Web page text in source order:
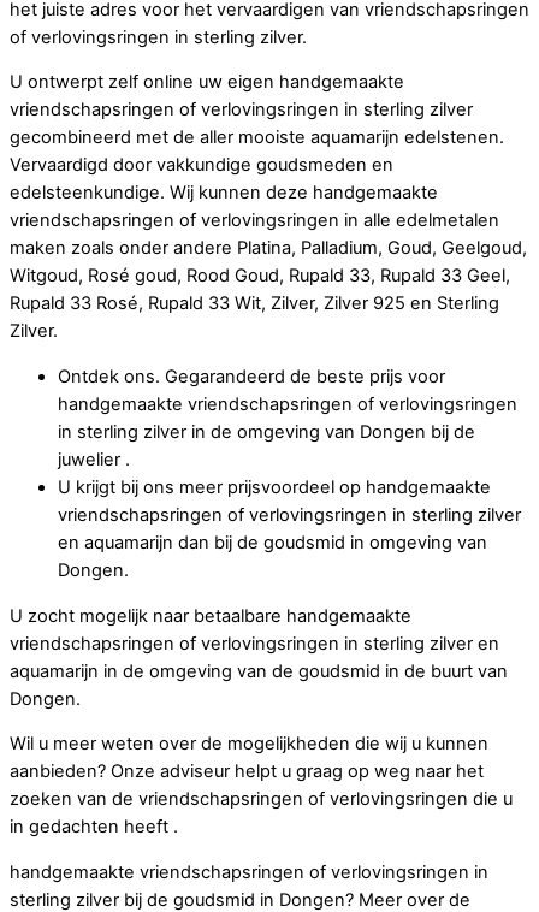
het juiste adres voor het vervaardigen van vriendschapsringen
of verlovingsringen in sterling zilver.
U ontwerpt zelf online uw eigen handgemaakte
vriendschapsringen of verlovingsringen in sterling zilver
gecombineerd met de aller mooiste aquamarijn edelstenen.
Vervaardigd door vakkundige goudsmeden en
edelsteenkundige. Wij kunnen deze handgemaakte
vriendschapsringen of verlovingsringen in alle edelmetalen
maken zoals onder andere Platina, Palladium, Goud, Geelgoud,
Witgoud, Rosé goud, Rood Goud, Rupald 33, Rupald 33 Geel,
Rupald 33 Rosé, Rupald 33 Wit, Zilver, Zilver 925 en Sterling
Zilver.
Ontdek ons. Gegarandeerd de beste prijs voor
handgemaakte vriendschapsringen of verlovingsringen
in sterling zilver in de omgeving van Dongen bij de
juwelier .
U krijgt bij ons meer prijsvoordeel op handgemaakte
vriendschapsringen of verlovingsringen in sterling zilver
en aquamarijn dan bij de goudsmid in omgeving van
Dongen.
U zocht mogelijk naar betaalbare handgemaakte
vriendschapsringen of verlovingsringen in sterling zilver en
aquamarijn in de omgeving van de goudsmid in de buurt van
Dongen.
Wil u meer weten over de mogelijkheden die wij u kunnen
aanbieden? Onze adviseur helpt u graag op weg naar het
zoeken van de vriendschapsringen of verlovingsringen die u
in gedachten heeft .
handgemaakte vriendschapsringen of verlovingsringen in
sterling zilver bij de goudsmid in Dongen? Meer over de